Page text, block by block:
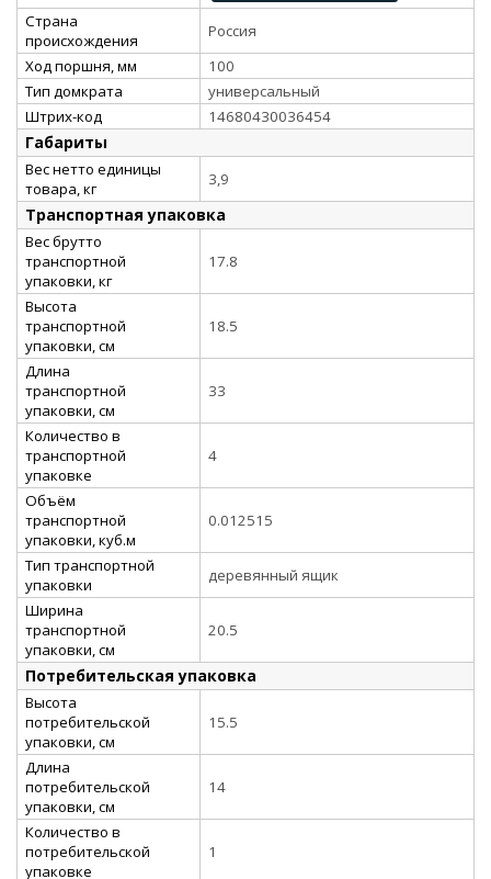
Страна
происхождения
Россия
Ход поршня, мм
100
Тип домкрата
универсальный
Штрих-код
14680430036454
Габариты
Вес нетто единицы
товара, кг
3,9
Транспортная упаковка
Вес брутто
транспортной
упаковки, кг
17.8
Высота
транспортной
упаковки, см
18.5
Длина
транспортной
упаковки, см
33
Количество в
транспортной
упаковке
4
Объём
транспортной
упаковки, куб.м
0.012515
Тип транспортной
упаковки
деревянный ящик
Ширина
транспортной
упаковки, см
20.5
Потребительская упаковка
Высота
потребительской
упаковки, см
15.5
Длина
потребительской
упаковки, см
14
Количество в
потребительской
упаковке
1